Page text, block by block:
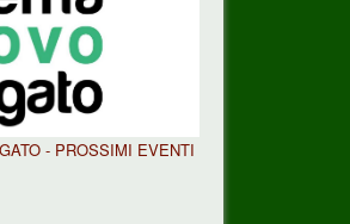
- PROSSIMI EVENTI